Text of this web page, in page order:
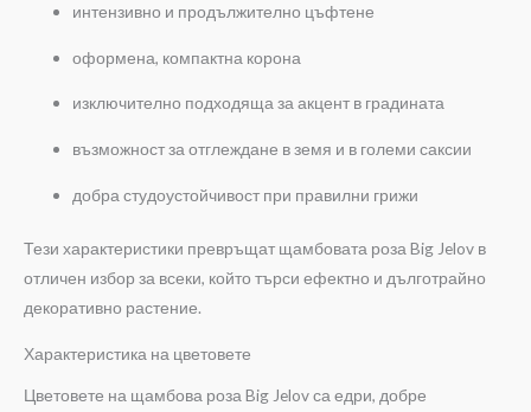
интензивно и продължително цъфтене
оформена, компактна корона
изключително подходяща за акцент в градината
възможност за отглеждане в земя и в големи саксии
добра студоустойчивост при правилни грижи
Тези характеристики превръщат щамбовата роза Big Jelov в
отличен избор за всеки, който търси ефектно и дълготрайно
декоративно растение.
Характеристика на цветовете
Цветовете на щамбова роза Big Jelov са едри, добре